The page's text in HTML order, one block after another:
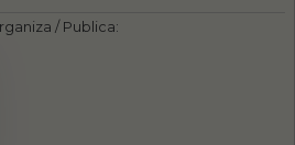
/ Publica: